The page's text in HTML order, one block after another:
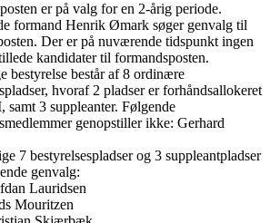
er på valg for en 2-årig periode.
formand Henrik Ømark søger genvalg til
Der er på nuværende tidspunkt ingen
kandidater til formandsposten.
bestyrelse består af 8 ordinære
hvoraf 2 pladser er forhåndsallokeret
3 suppleanter. Følgende
genopstiller ikke: Gerhard
7 bestyrelsespladser og 3 suppleantpladser
genvalg:
Lauridsen
Mouritzen